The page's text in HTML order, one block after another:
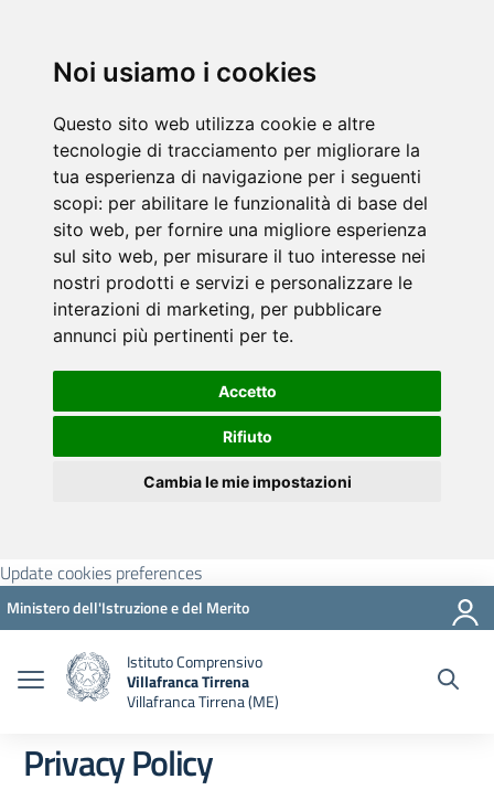
Noi usiamo i cookies
Questo sito web utilizza cookie e altre
tecnologie di tracciamento per migliorare la
tua esperienza di navigazione per i seguenti
scopi: per abilitare le funzionalità di base del
sito web, per fornire una migliore esperienza
sul sito web, per misurare il tuo interesse nei
nostri prodotti e servizi e personalizzare le
interazioni di marketing, per pubblicare
annunci più pertinenti per te.
Accetto
Rifiuto
Cambia le mie impostazioni
Update cookies preferences
Ministero dell'Istruzione e del Merito
Istituto Comprensivo
Villafranca Tirrena
Villafranca Tirrena (ME)
Privacy Policy